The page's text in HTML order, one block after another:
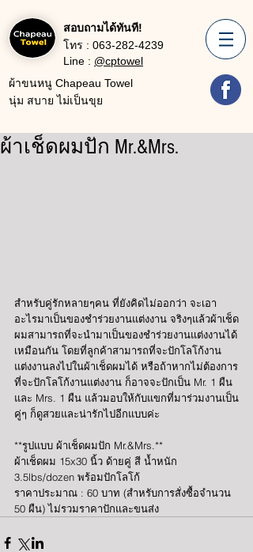
สอบถามได้ทันที!
โทร : 063-282-4239
Line : @cptowel
ผ้าขนหนู Chapeau Towel
นุ่ม สบาย ไม่เป็นขุย
ผ้าเช็ดผมปัก Mr.&Mrs.
สำหรับคู่รักหลายๆคน ที่ยังคิดไม่ออกว่า จะเอา
อะไรมาเป็นของชำร่วยงานแต่งงาน จริงๆแล้วผ้าเช็ด
ผมสามารถที่จะนำมาเป็นของชำร่วยงานแต่งงานได้
เหมือนกัน โดยที่ลูกค้าสามารถที่จะปักโลโก้งาน
แต่งงานลงไปในผ้าเช็ดผมได้ หรือถ้าหากไม่ต้องการ
ที่จะปักโลโก้งานแต่งงาน ก็อาจจะปักเป็น Mr. 1 ผืน
และ Mrs. 1 ผืน แล้วมอบให้กับแขกที่มาร่วมงานเป็น
คู่ๆ ก็ดูสวยและน่ารักไปอีกแบบค่ะ
**รูปแบบ ผ้าเช็ดผมปัก Mr.&Mrs.**
ผ้าเช็ดผม 15x30 นิ้ว ด้ายคู่ สี น้ำหนัก
3.5lbs/dozen พร้อมปักโลโก้
ราคาประมาณ : 60 บาท (สำหรับการสั่งซื้อจำนวน
50 ผืน) ไม่รวมราคาปักและขนส่ง